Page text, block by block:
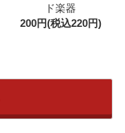
ド楽器
200円(税込220円)